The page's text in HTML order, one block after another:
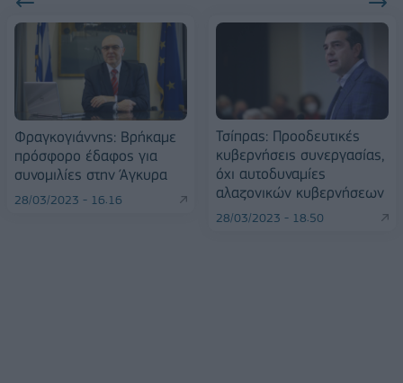
Φραγκογιάννης: Βρήκαμε
πρόσφορο έδαφος για
συνομιλίες στην Άγκυρα
28/03/2023 - 16:16
Τσίπρας: Προοδευτικές
κυβερνήσεις συνεργασίας,
όχι αυτοδυναμίες
αλαζονικών κυβερνήσεων
28/03/2023 - 18:50